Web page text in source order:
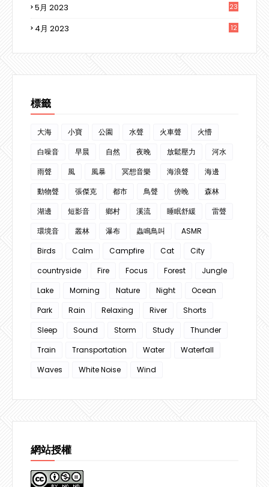
5月 2023 23
4月 2023
12
標籤
大海 小寶 公園 水聲 火車聲
火懵
白噪音
早晨 自然 夜晚 放鬆壓力
河水
雨聲
風 風暴 冥想音樂 海浪聲
海邊
動物聲
張傑克 都市 鳥聲 傍晚
森林
湖邊
短影音 鄉村 溪流 睡眠舒緩
雷聲
環境音
叢林 瀑布 蟲鳴鳥叫
ASMR
Birds
Calm Campfire Cat
City
countryside
Fire Focus Forest
Jungle
Lake
Morning Nature Night
Ocean
Park
Rain Relaxing River
Shorts
Sleep
Sound Storm Study
Thunder
Train
Transportation Water
Waterfall
Waves
White Noise Wind
網站授權